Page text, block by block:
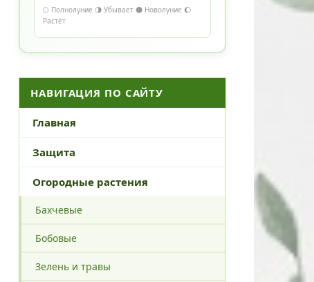
🌕 Полнолуние 🌗 Убывает 🌑 Новолуние 🌔
Растёт
НАВИГАЦИЯ ПО САЙТУ
Главная
Защита
Огородные растения
Бахчевые
Бобовые
Зелень и травы